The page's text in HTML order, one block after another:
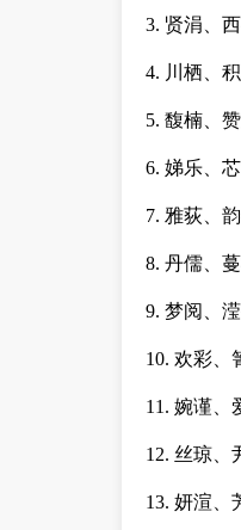
3. 贤涓、
4. 川栖、
5. 馥楠、
6. 娣乐、
7. 雅荻、
8. 丹儒、
9. 梦阅、
10. 欢彩、
11. 婉谨、
12. 丝琼、
13. 妍渲、